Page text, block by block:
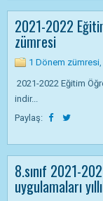
2021-2022
zümresi
1 Dönem zümresi,
2021-2022 Eğitim
indir...
Paylaş:
8.sınıf 2021-
uygulamaları